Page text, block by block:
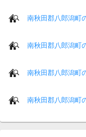
南秋田郡八郎潟町
南秋田郡八郎潟町
南秋田郡八郎潟町
南秋田郡八郎潟町